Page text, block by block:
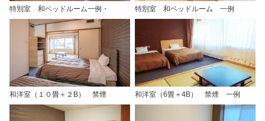
特別室 和ベッドルーム一例・ 特別室 和ベッドルーム 一例
和洋室（１０畳＋２B） 禁煙 和洋室（6畳＋4B） 禁煙 一例